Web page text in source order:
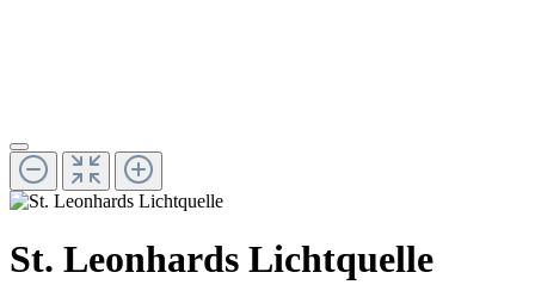
St. Leonhards Lichtquelle